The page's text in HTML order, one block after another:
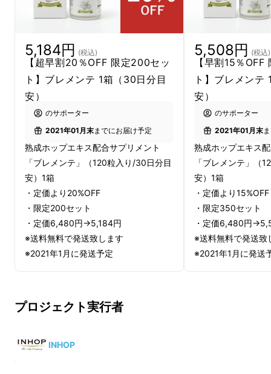
日本人の平均寿命は延び続け、2019年の厚生
労働省のまとめによると、女性87.45歳、男性
81.41歳となりました。「人生100年時代」とい
う言葉も生まれましたが、それが現実になろう
としています。そして高齢化に伴って定年とい
う概念も変わり、現役として働きつづけるシニ
ア世代も当たり前の社会になってきました。人
生の後半をただ長く生きるということではな
く、いかに生き生きと活動的に過ごせるかとい
うのが、大切なテーマとなってきたのです。
5,184円 (税込)
【超早割20％OFF 限定200セッ
ト】ブレメンテ 1箱（30日分目
安）
のサポーター
2021年01月末までにお届け予定
熟成ホップエキス配合サプリメント
「ブレメンテ」（120粒入り/30日分目
安）1箱
・定価より20%OFF
・限定200セット
・定価6,480円→5,184円
※送料無料で発送致します
※2021年1月に発送予定
5,508円 (税込)
【早割15％
ト】ブレメンテ
安）
のサポーター
2021年01月末
熟成ホップエキス
「ブレメンテ」（
安）1箱
・定価より15%OFF
・限定350セット
・定価6,480円
※送料無料で発送致
※2021年1月に発送
プロジェクト実行者
INHOP